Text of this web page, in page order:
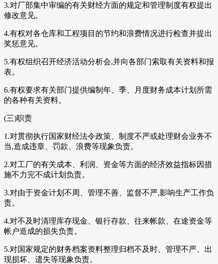
3.对厂部集中审编的有关财经方面的规定和管理制度有权提出
修改意见。
4.有权对各仓库和工程项目的节约和浪费情况进行检查并提出
奖惩意见。
5.有权组织召开经济活动分析会,并向各部门索取有关资料和报
表。
6.有权要求有关部门提供编制年、季、月度财务成本计划所需
的各种有关资料。
(三)职责
1.对贯彻执行国家财经法令政策、制度不严或处理财会业务不
当,造成违章、罚款、浪费等现象负责。
2.对工厂的有关成本、利润、资金等方面的经济效益指标因措
施不力完不成计划负责。
3.对由于资金计划不周、管理不善、监督不严,影响生产工作负
责。
4.对不及时清理库存现金、银行存款、往来帐款、在途资金等
帐户造成的损失负责。
5.对国家规定的财务档案资料整理归档不及时、管理不严、出
现损坏、遗失等现象负责。